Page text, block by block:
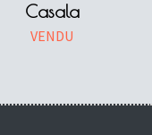
Casala
VENDU